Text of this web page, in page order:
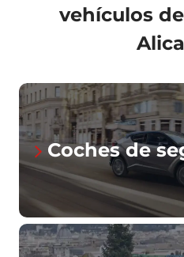
vehículos
Coches de